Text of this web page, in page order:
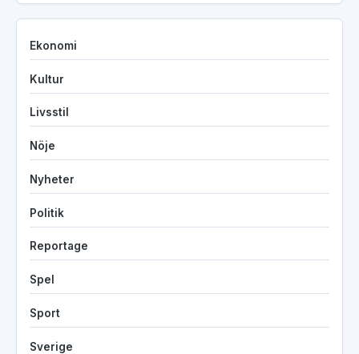
Ekonomi
Kultur
Livsstil
Nöje
Nyheter
Politik
Reportage
Spel
Sport
Sverige